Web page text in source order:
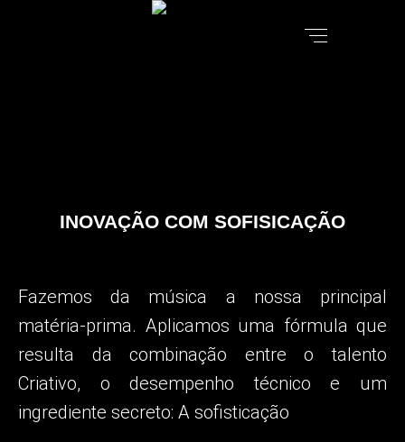
INOVAÇÃO COM SOFISICAÇÃO
Fazemos da música a nossa principal
matéria-prima. Aplicamos uma fórmula que
resulta da combinação entre o talento
Criativo, o desempenho técnico e um
ingrediente secreto: A sofisticação